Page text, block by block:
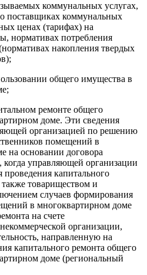
коммунальных услугах,
поставщиках коммунальных
ценах (тарифах) на
нормативах потребления
накопления твердых
общего имущества в
ремонте общего
доме. Эти сведения
организацией по решению
помещений в
на основании договора
когда управляющей организации
проведения капитального
товариществом и
случаев формирования
в многоквартирном доме
на счете
организации,
направленную на
капитального ремонта общего
доме (региональный